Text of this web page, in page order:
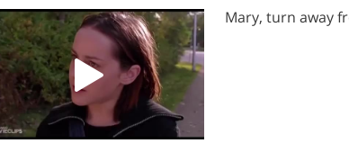
Mary, turn away